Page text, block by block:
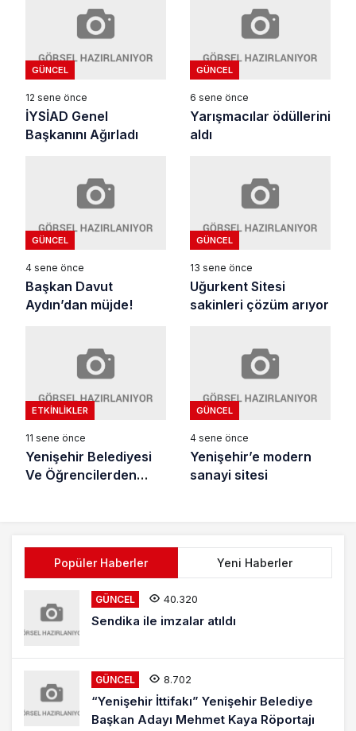
GÜNCEL
12 sene önce
İYSİAD Genel
Başkanını Ağırladı
GÜNCEL
6 sene önce
Yarışmacılar ödüllerini
aldı
GÜNCEL
4 sene önce
Başkan Davut
Aydın’dan müjde!
GÜNCEL
13 sene önce
Uğurkent Sitesi
sakinleri çözüm arıyor
ETKINLIKLER
11 sene önce
Yenişehir Belediyesi
Ve Öğrencilerden
GÜNCEL
4 sene önce
Yenişehir’e modern
sanayi sitesi
Popüler Haberler Yeni Haberler
GÜNCEL 40.320
Sendika ile imzalar atıldı
GÜNCEL 8.702
“Yenişehir İttifakı” Yenişehir Belediye
Başkan Adayı Mehmet Kaya Röportajı